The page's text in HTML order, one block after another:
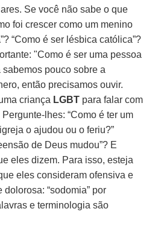
Se você não sabe o que
foi crescer como um menino
”? “Como é ser lésbica católica”?
"Como é ser uma pessoa
pouco sobre a
então precisamos ouvir.
criança LGBT para falar com
lhes: “Como é ter um
o ajudou ou o feriu?”
de Deus mudou”? E
eles dizem. Para isso, esteja
eles consideram ofensiva e
“sodomia” por
e terminologia são